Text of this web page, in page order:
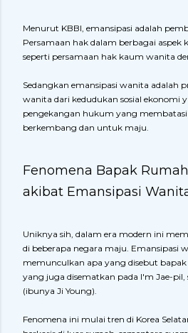
Menurut KBBI, emansipasi adalah
Persamaan hak dalam berbagai aspek
seperti persamaan hak kaum wanita
Sedangkan emansipasi wanita adalah
wanita dari kedudukan sosial ekonomi
pengekangan hukum yang
berkembang dan untuk maju.
Fenomena Bapak
akibat Emansipasi
Uniknya sih, dalam era modern ini
di beberapa negara maju. Emansipasi
memunculkan apa yang disebut
yang juga disematkan pada I'm Jae-
(ibunya Ji Young).
Fenomena ini mulai tren di Korea